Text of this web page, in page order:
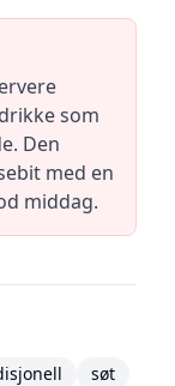
som
Den
med en
middag.
søt